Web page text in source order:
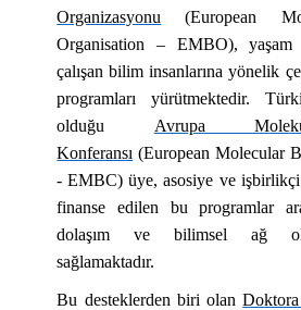
Organizasyonu (European
Organisation – EMBO), yaşam
çalışan bilim insanlarına yönelik
programları yürütmektedir.
olduğu Avrupa
Konferansı (European Molecular
- EMBC) üye, asosiye ve işbirlikçi
finanse edilen bu programlar
dolaşım ve bilimsel ağ
sağlamaktadır.
Bu desteklerden biri olanDoktora